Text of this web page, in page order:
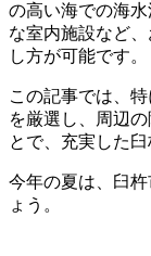
の高い海での海
な室内施設など
し方が可能です。
この記事では、
を厳選し、周辺
とで、充実した
今年の夏は、臼
ょう。